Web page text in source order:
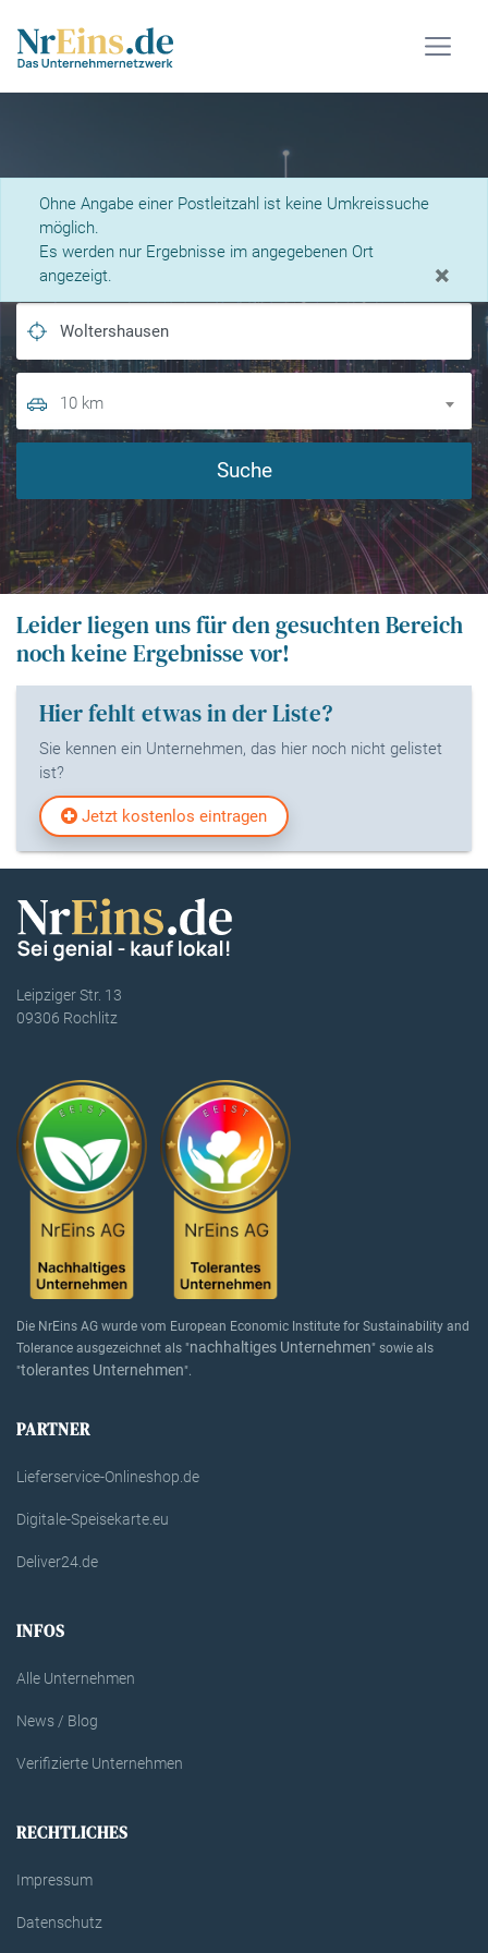
Ohne Angabe einer Postleitzahl ist keine Umkreissuche
möglich.
Es werden nur Ergebnisse im angegebenen Ort
angezeigt.
×
Was suchen Sie?
10 km
Suche
Leider liegen uns für den gesuchten Bereich
noch keine Ergebnisse vor!
Hier fehlt etwas in der Liste?
Sie kennen ein Unternehmen, das hier noch nicht gelistet
ist?
Jetzt kostenlos eintragen
Leipziger Str. 13
09306 Rochlitz
Die NrEins AG wurde vom European Economic Institute for Sustainability and
Tolerance ausgezeichnet als "nachhaltiges Unternehmen" sowie als
"tolerantes Unternehmen".
PARTNER
Lieferservice-Onlineshop.de
Digitale-Speisekarte.eu
Deliver24.de
INFOS
Alle Unternehmen
News / Blog
Verifizierte Unternehmen
RECHTLICHES
Impressum
Datenschutz